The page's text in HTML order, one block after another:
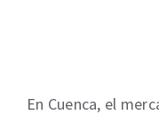
En Cuenca, el